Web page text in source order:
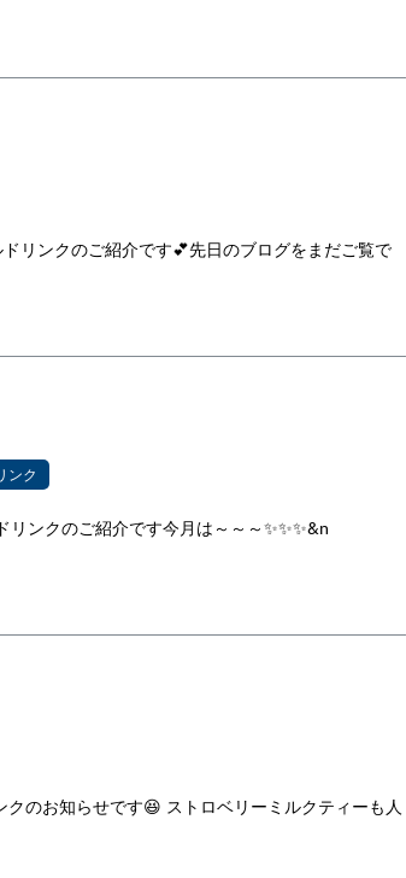
リンクのご紹介です💕先日のブログをまだご覧で
ンク
ンクのご紹介です今月は～～～✨✨✨&n
のお知らせです😆 ストロベリーミルクティーも人